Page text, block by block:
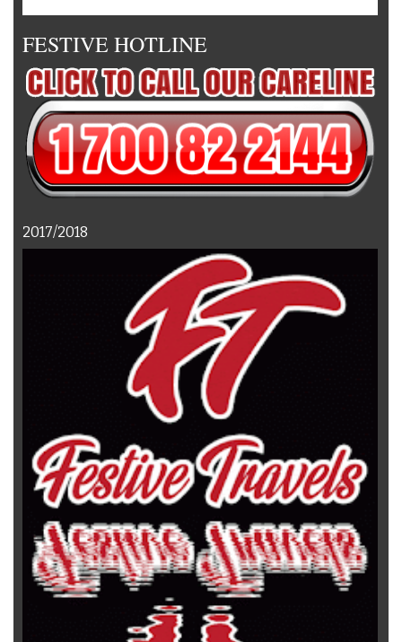
FESTIVE HOTLINE
2017/2018